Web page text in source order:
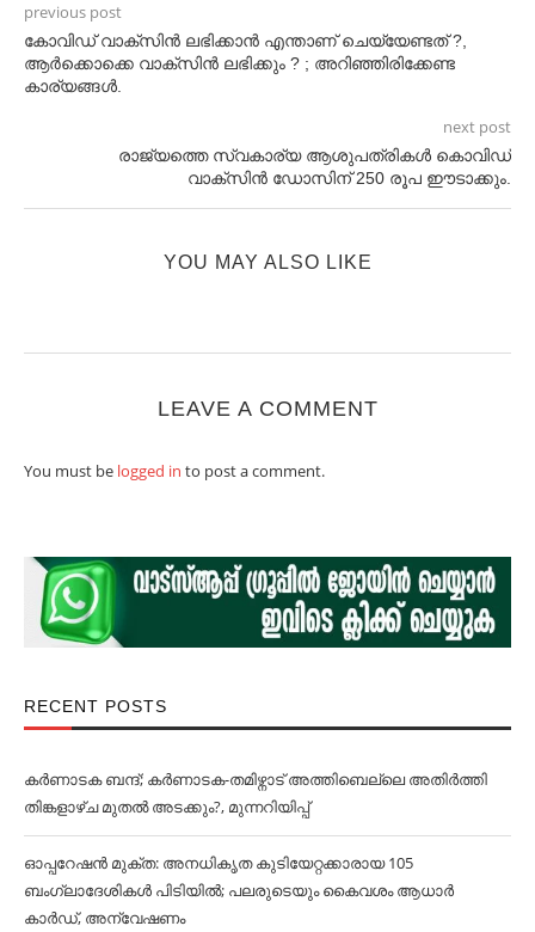
previous post
കോവിഡ് വാക്‌സിന്‍ ലഭിക്കാന്‍ എന്താണ് ചെയ്യേണ്ടത് ?,
ആര്‍ക്കൊക്കെ വാക്സിന്‍ ലഭിക്കും ? ; അറിഞ്ഞിരിക്കേണ്ട
കാര്യങ്ങള്‍.
next post
രാജ്യത്തെ സ്വകാര്യ ആശുപത്രികള്‍ കൊവിഡ്‌
വാക്‌സിന്‍ ഡോസിന്‌ 250 രൂപ ഈടാക്കും.
YOU MAY ALSO LIKE
LEAVE A COMMENT
You must be logged in to post a comment.
RECENT POSTS
കര്‍ണാടക ബന്ദ്; കര്‍ണാടക-തമിഴ്നാട് അത്തിബെല്ലെ അതിര്‍ത്തി
തിങ്കളാഴ്ച മുതല്‍ അടക്കും?, മുന്നറിയിപ്പ്
ഓപ്പറേഷൻ മുക്ത: അനധികൃത കുടിയേറ്റക്കാരായ 105
ബംഗ്ലാദേശികള്‍ പിടിയില്‍; പലരുടെയും കൈവശം ആധാര്‍
കാര്‍ഡ്, അന്വേഷണം